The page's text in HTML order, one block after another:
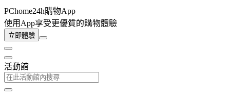
PChome24h購物App
使用App享受更優質的購物體驗
立即體驗
活動館